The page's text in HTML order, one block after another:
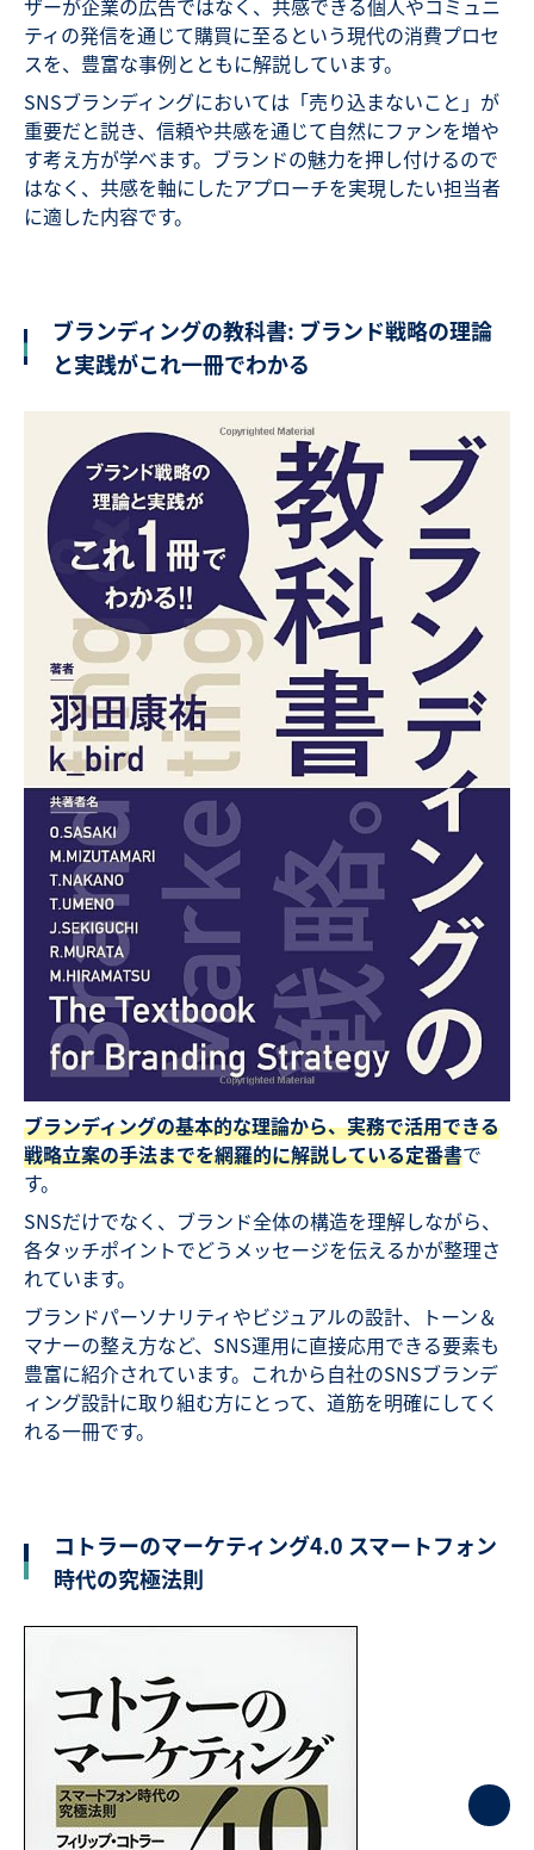
ザーが企業の広告ではなく、共感できる個人やコミュニ
ティの発信を通じて購買に至るという現代の消費プロセ
スを、豊富な事例とともに解説しています。
SNSブランディングにおいては「売り込まないこと」が
重要だと説き、信頼や共感を通じて自然にファンを増や
す考え方が学べます。ブランドの魅力を押し付けるので
はなく、共感を軸にしたアプローチを実現したい担当者
に適した内容です。
ブランディングの教科書: ブランド戦略の理論
と実践がこれ一冊でわかる
ブランディングの基本的な理論から、実務で活用できる
戦略立案の手法までを網羅的に解説している定番書で
す。
SNSだけでなく、ブランド全体の構造を理解しながら、
各タッチポイントでどうメッセージを伝えるかが整理さ
れています。
ブランドパーソナリティやビジュアルの設計、トーン＆
マナーの整え方など、SNS運用に直接応用できる要素も
豊富に紹介されています。これから自社のSNSブランデ
ィング設計に取り組む方にとって、道筋を明確にしてく
れる一冊です。
コトラーのマーケティング4.0 スマートフォン
時代の究極法則